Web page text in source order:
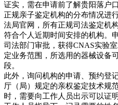
证实，需在申请前了解贵阳落户
正规亲子鉴定机构的分布情况进
法局官网，所有正规司法鉴定机
符合个人近期时间安排的机构。
司法部门审批，获得CNAS实验
定业务范围，所选用的器械设备
段。
此外，询问机构的申请、预约登
厅（局）规定的亲权鉴定技术规
时，需要向工作人员出示可以证